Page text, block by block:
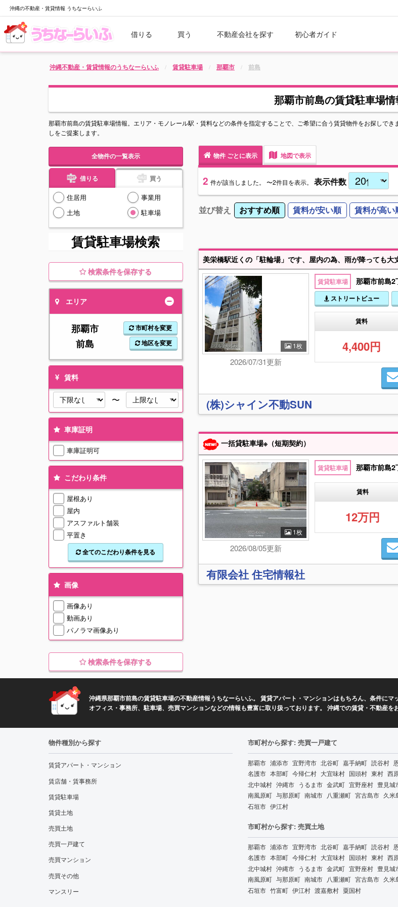
沖縄の不動産・賃貸情報 うちなーらいふ
借りる 買う 不動産会社を探す 初心者ガイド
沖縄不動産・賃貸情報のうちなーらいふ 賃貸駐車場 那覇市 前島
那覇市前島の賃貸駐車場情
那覇市前島の賃貸駐車場情報。エリア・モノレール駅・賃料などの条件を指定することで、ご希望に合う賃貸物件をお探しで
しをご提案します。
全物件の一覧表示
借りる 買う
住居用
事業用
土地
駐車場
賃貸駐車場検索
検索条件を保存する
エリア
那覇市 市町村を変更
前島 地区を変更
賃料
〜
車庫証明
車庫証明可
こだわり条件
屋根あり
屋内
アスファルト舗装
平置き
全てのこだわり条件を見る
画像
画像あり
動画あり
パノラマ画像あり
検索条件を保存する
物件ごとに表示 地図で表示
2 件が該当しました。 〜2件目を表示。 表示件数
並び替え おすすめ順 賃料が安い順 賃料が高い
美栄橋駅近くの「駐輪場」です、屋内の為、雨が降っても大
1枚
2026/07/31更新
賃貸駐車場 那覇市前島2
ストリートビュー
賃料
4,400円
(株)シャイン不動SUN
一括貸駐車場※（短期契約）
1枚
2026/08/05更新
賃貸駐車場 那覇市前島2
賃料
12万円
有限会社 住宅情報社
沖縄県那覇市前島の賃貸駐車場の不動産情報うちなーらいふ。 賃貸アパート・マンションはもちろん、条件に
オフィス・事務所、駐車場、売買マンションなどの情報も豊富に取り扱っております。 沖縄での賃貸・不動産を
物件種別から探す
賃貸アパート・マンション
賃店舗・賃事務所
賃貸駐車場
賃貸土地
売買土地
売買一戸建て
売買マンション
売買その他
マンスリー
市町村から探す: 売買一戸建て
那覇市 浦添市 宜野湾市 北谷町 嘉手納町 読谷村
名護市 本部町 今帰仁村 大宜味村 国頭村 東村 西
北中城村 沖縄市 うるま市 金武町 宜野座村 豊見城
南風原町 与那原町 南城市 八重瀬町 宮古島市 久米
石垣市 伊江村
市町村から探す: 売買土地
那覇市 浦添市 宜野湾市 北谷町 嘉手納町 読谷村
名護市 本部町 今帰仁村 大宜味村 国頭村 東村 西
北中城村 沖縄市 うるま市 金武町 宜野座村 豊見城
南風原町 与那原町 南城市 八重瀬町 宮古島市 久米
石垣市 竹富町 伊江村 渡嘉敷村 粟国村